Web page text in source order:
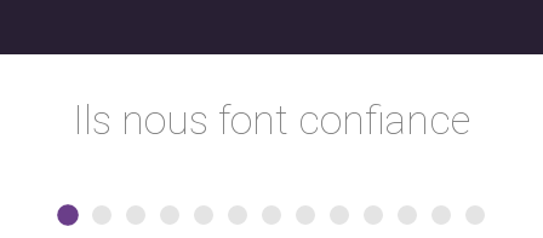
Ils nous font confiance